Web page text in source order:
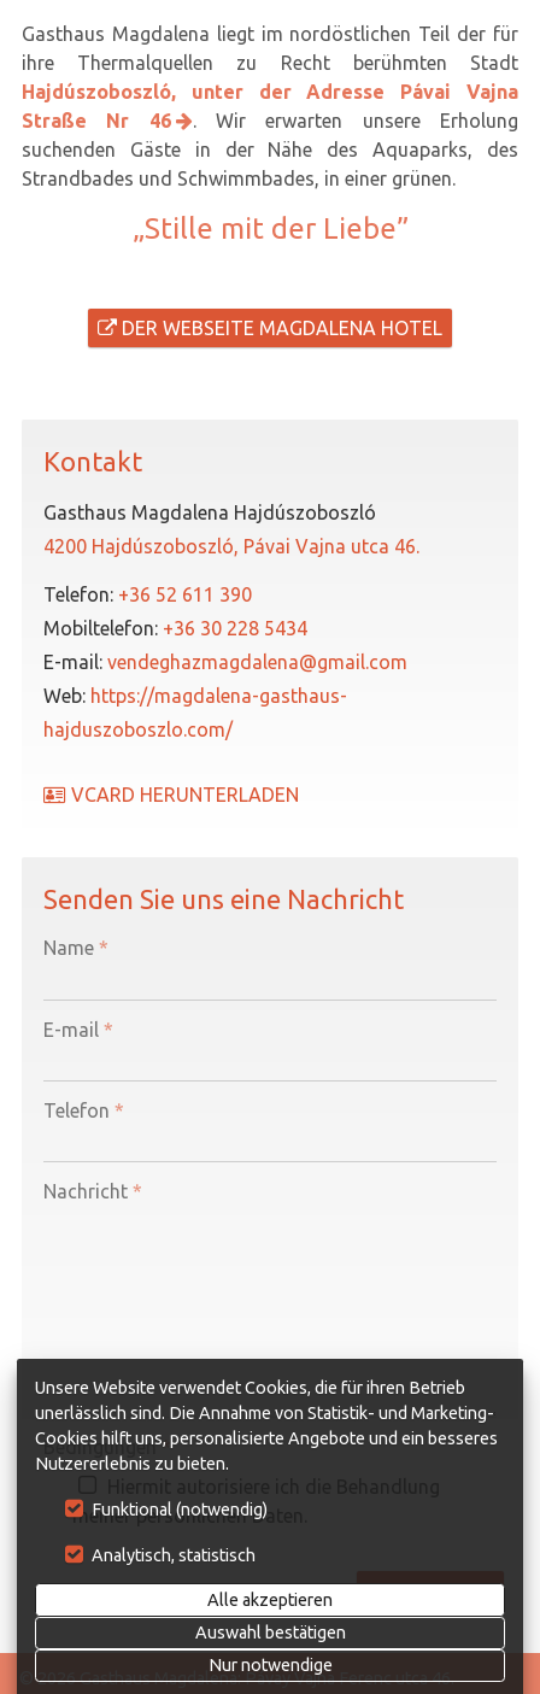
Gasthaus Magdalena liegt im nordöstlichen Teil der für
ihre Thermalquellen zu Recht berühmten Stadt
Hajdúszoboszló, unter der Adresse Pávai Vajna
Straße Nr 46
. Wir erwarten unsere Erholung
suchenden Gäste in der Nähe des Aquaparks, des
Strandbades und Schwimmbades, in einer grünen.
„Stille mit der Liebe”
DER WEBSEITE MAGDALENA HOTEL
Kontakt
Gasthaus Magdalena Hajdúszoboszló
4200 Hajdúszoboszló, Pávai Vajna utca 46.
Telefon: +36 52 611 390
Mobiltelefon: +36 30 228 5434
E-mail: vendeghazmagdalena@gmail.com
Web: https://magdalena-gasthaus-
hajduszoboszlo.com/
VCARD HERUNTERLADEN
Senden Sie uns eine Nachricht
Name *
E-mail *
Telefon *
Nachricht *
Bedingungen*
meiner persönlichen Daten.
ABSENDEN
© 2026 Gasthaus Magdalena: Pávay Vajna Ferenc utca 46.
Unsere Website verwendet Cookies, die für ihren Betrieb
unerlässlich sind. Die Annahme von Statistik- und Marketing-
Cookies hilft uns, personalisierte Angebote und ein besseres
Nutzererlebnis zu bieten.
Funktional (notwendig)
Analytisch, statistisch
Alle akzeptieren
Auswahl bestätigen
Nur notwendige